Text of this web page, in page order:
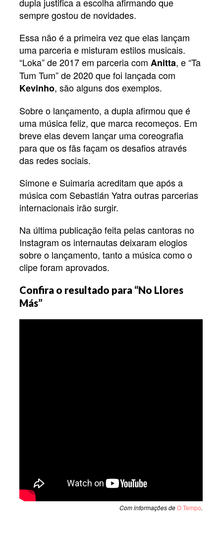
dupla justifica a escolha afirmando que
sempre gostou de novidades.
Essa não é a primeira vez que elas lançam
uma parceria e misturam estilos musicais.
“Loka” de 2017 em parceria com Anitta, e “Ta
Tum Tum” de 2020 que foi lançada com
Kevinho, são alguns dos exemplos.
Sobre o lançamento, a dupla afirmou que é
uma música feliz, que marca recomeços. Em
breve elas devem lançar uma coreografia
para que os fãs façam os desafios através
das redes sociais.
Simone e Suimaria acreditam que após a
música com Sebastián Yatra outras parcerias
internacionais irão surgir.
Na última publicação feita pelas cantoras no
Instagram os internautas deixaram elogios
sobre o lançamento, tanto a música como o
clipe foram aprovados.
Confira o resultado para “No Llores
Más”
Com informações deO Tempo.